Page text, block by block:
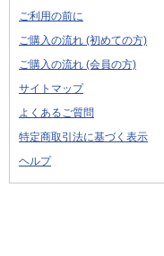
ご利用の前に
ご購入の流れ (初めての方)
ご購入の流れ (会員の方)
サイトマップ
よくあるご質問
特定商取引法に基づく表示
ヘルプ